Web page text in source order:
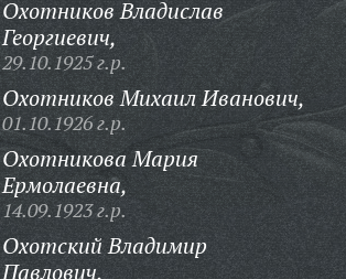
Охотников Владислав
Георгиевич,
29.10.1925 г.р.
Охотников Михаил Иванович,
01.10.1926 г.р.
Охотникова Мария
Ермолаевна,
14.09.1923 г.р.
Охотский Владимир
Павлович,